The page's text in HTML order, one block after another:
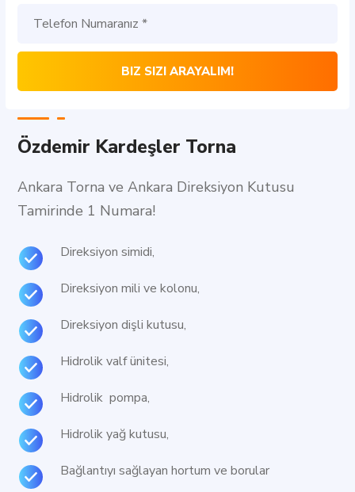
Özdemir Kardeşler Torna
Ankara Torna ve Ankara Direksiyon Kutusu
Tamirinde 1 Numara!
Direksiyon simidi,
Direksiyon mili ve kolonu,
Direksiyon dişli kutusu,
Hidrolik valf ünitesi,
Hidrolik pompa,
Hidrolik yağ kutusu,
Bağlantıyı sağlayan hortum ve borular